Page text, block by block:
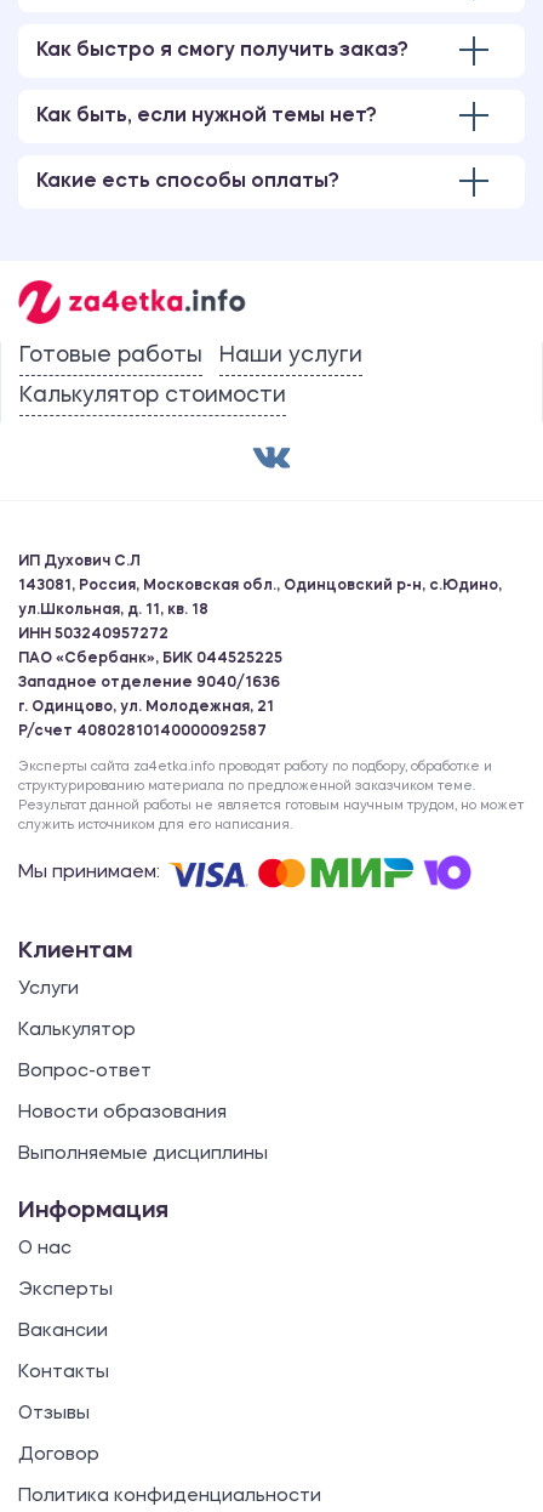
Как быстро я смогу получить заказ?
Как быть, если нужной темы нет?
Какие есть способы оплаты?
Готовые работы
Наши услуги
Калькулятор стоимости
ИП Духович С.Л
143081, Россия, Московская обл., Одинцовский р-н, с.Юдино,
ул.Школьная, д. 11, кв. 18
ИНН 503240957272
ПАО «Сбербанк», БИК 044525225
Западное отделение 9040/1636
г. Одинцово, ул. Молодежная, 21
Р/счет 40802810140000092587
Эксперты сайта za4etka.info проводят работу по подбору, обработке и
структурированию материала по предложенной заказчиком теме.
Результат данной работы не является готовым научным трудом, но может
служить источником для его написания.
Мы принимаем:
Клиентам
Услуги
Калькулятор
Вопрос-ответ
Новости образования
Выполняемые дисциплины
Информация
О нас
Эксперты
Вакансии
Контакты
Отзывы
Договор
Политика конфиденциальности